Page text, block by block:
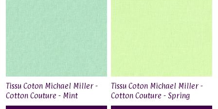
Tissu Coton Michael Miller -
Cotton Couture - Mint
Tissu Coton Michael Miller -
Cotton Couture - Spring